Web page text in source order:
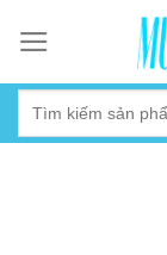
content